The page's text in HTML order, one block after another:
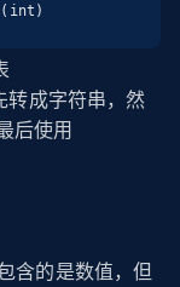
转成字符串，然
后使用
含的是数值，但